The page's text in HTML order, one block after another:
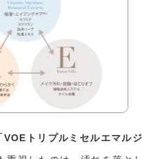
トリプルミセルエマルジ